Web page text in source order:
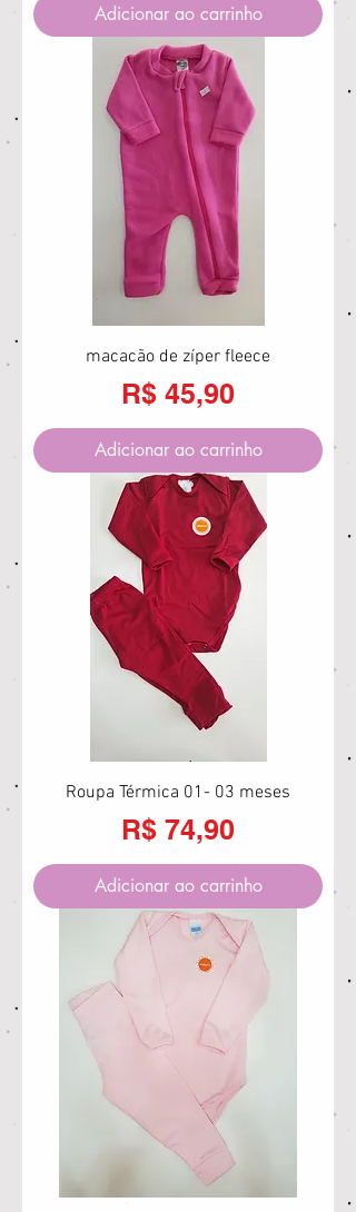
Adicionar ao carrinho
macacão de zíper fleece
Preço
R$ 45,90
Adicionar ao carrinho
Roupa Térmica 01- 03 meses
Preço
R$ 74,90
Adicionar ao carrinho